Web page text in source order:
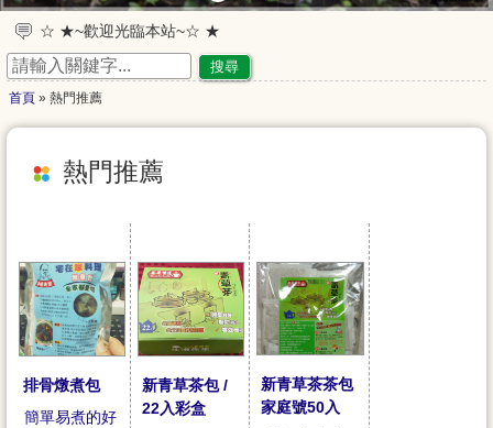
☆ ★~歡迎光臨本站~☆ ★
☆ ★~歡迎您到留言版給我們加油打氣~☆ ★
搜尋
首頁» 熱門推薦
熱門推薦
排骨燉煮包
簡單易煮的好
新青草茶包 /
22入彩盒
新青草茶茶包
家庭號50入